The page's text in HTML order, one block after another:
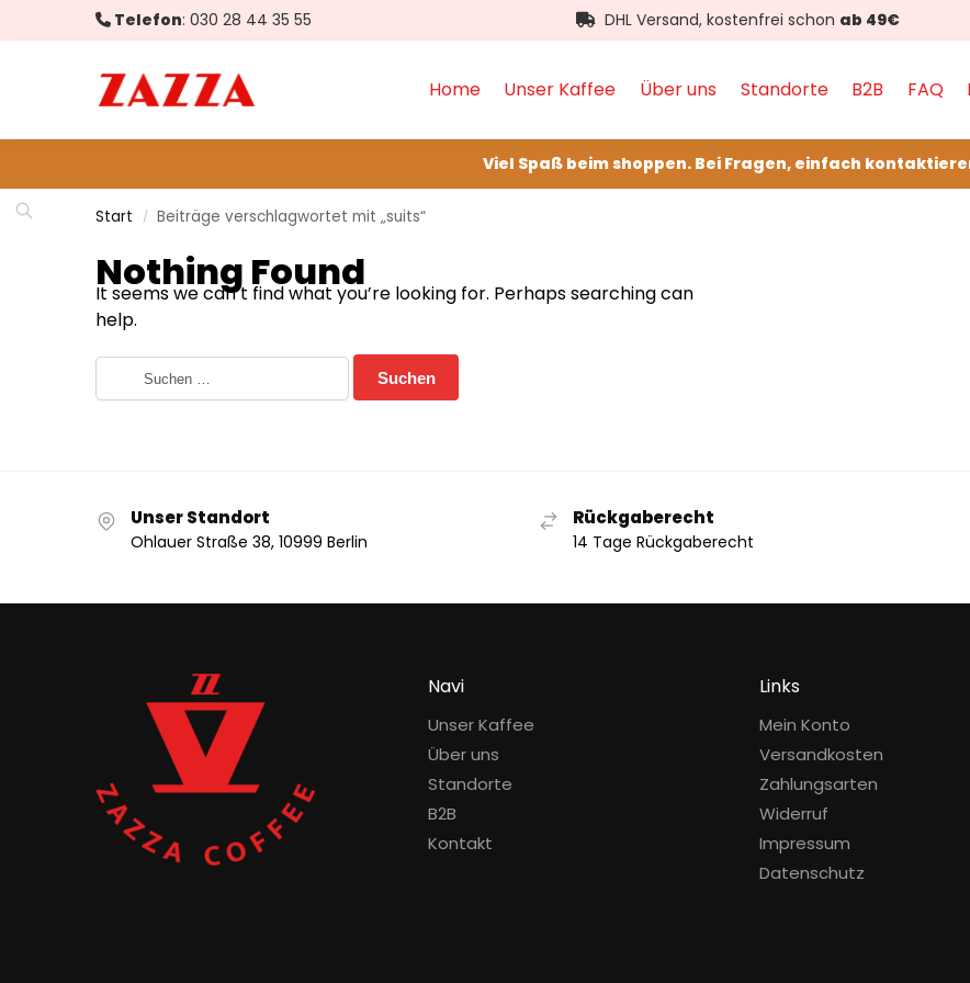
Telefon: 030 28 44 35 55 DHL Versand, kostenfrei schon ab 49€
Home Unser Kaffee Über uns Standorte B2B FAQ
Produktsuche...
Viel Spaß beim shoppen. Bei Fragen, einfach
Start / Beiträge verschlagwortet mit „suits“
Nothing Found
It seems we can’t find what you’re looking for. Perhaps searching can
help.
Unser Standort
Ohlauer Straße 38, 10999 Berlin
Rückgaberecht
14 Tage Rückgaberecht
Navi
Unser Kaffee
Über uns
Standorte
B2B
Kontakt
Links
Mein Konto
Versandkosten
Zahlungsarten
Widerruf
Impressum
Datenschutz